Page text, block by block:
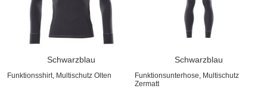
Schwarzblau
Funktionsshirt, Multischutz Olten
Schwarzblau
Funktionsunterhose, Multischutz
Zermatt